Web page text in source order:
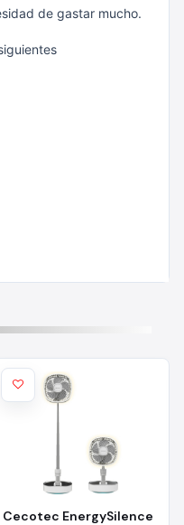
de gastar mucho.
Cecotec EnergySilence